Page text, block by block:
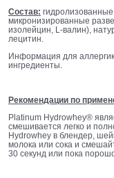
Состав:
микронизированные
изолейцин, L-валин),
лецитин.
Информация для
ингредиенты.
Рекомендации по
Platinum Hydrowhey®
смешивается легко и
Hydrowhey в блендер,
молока или сока и
30 секунд или пока